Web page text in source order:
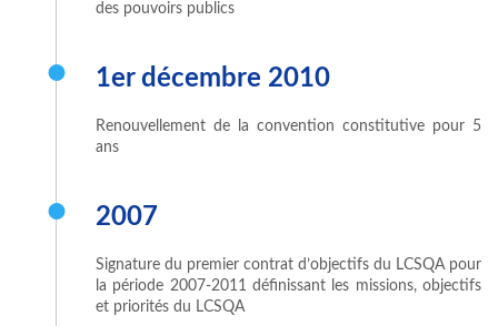
des pouvoirs publics
1er décembre 2010
Renouvellement de la convention constitutive pour 5
ans
2007
Signature du premier contrat d’objectifs du LCSQA pour
la période 2007-2011 définissant les missions, objectifs
et priorités du LCSQA